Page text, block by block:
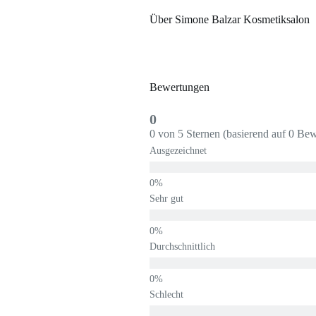
Über Simone Balzar Kosmetiksalon
Bewertungen
0
0 von 5 Sternen (basierend auf 0
Ausgezeichnet
Sehr gut
Durchschnittlich
Schlecht